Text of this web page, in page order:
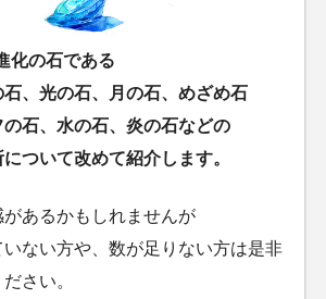
化の石である
石、光の石、月の石、めざめ石
石、水の石、炎の石などの
ついて改めて紹介します。
あるかもしれませんが
いない方や、数が足りない方は是非
さい。